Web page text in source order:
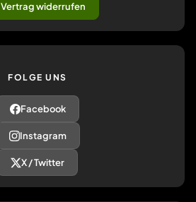
Vertrag widerrufen
FOLGE UNS
Facebook
Instagram
X / Twitter